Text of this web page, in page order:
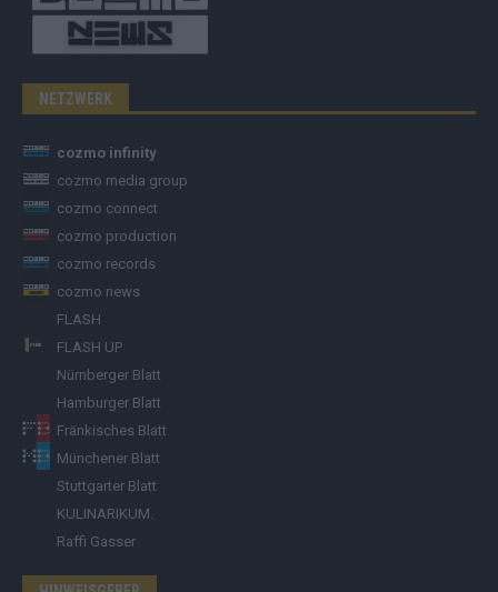
NETZWERK
cozmo infinity
cozmo media group
cozmo connect
cozmo production
cozmo records
cozmo news
FLASH
FLASH UP
Nürnberger Blatt
Hamburger Blatt
Fränkisches Blatt
Münchener Blatt
Stuttgarter Blatt
KULINARIKUM.
Raffi Gasser